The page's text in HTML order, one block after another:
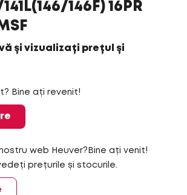
146F) 16PR
și vizualizați prețul și
Bine ați revenit!
web Heuver?Bine ați venit!
prețurile și stocurile.